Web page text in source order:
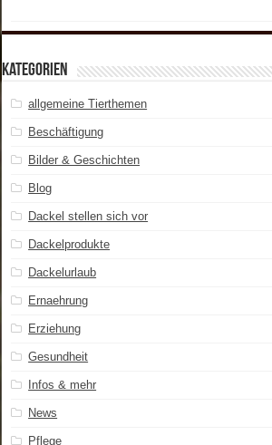
Kategorien
allgemeine Tierthemen
Beschäftigung
Bilder & Geschichten
Blog
Dackel stellen sich vor
Dackelprodukte
Dackelurlaub
Ernaehrung
Erziehung
Gesundheit
Infos & mehr
News
Pflege